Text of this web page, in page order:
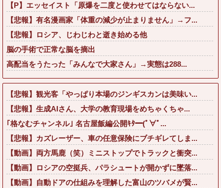
【P】エッセイスト「原爆を二度と使わせてはならない...
【悲報】有名漫画家「体重の減少が止まりません」→フ...
【悲報】ロシア、じわじわと逝き始める他
脳の手術で正常な脳を摘出
高配当をうたった「みんなで大家さん」→実態は288...
【悲報】観光客「やっぱり本場のジンギスカンは美味い...
【悲報】生成AIさん、大学の教育現場をめちゃくちゃ...
｢格なむチャンネル｣ 名古屋飯編公開ｷﾀ━(ﾟ∀ﾟ...
【悲報】カズレーザー、車の任意保険にブチギレてしま...
【動画】両方馬鹿（笑）ミニストップでトラックと衝突...
【動画】ロシアの空挺兵、パラシュートが開かずに墜落...
【動画】自動ドアの仕組みを理解した富山のツバメが賢...